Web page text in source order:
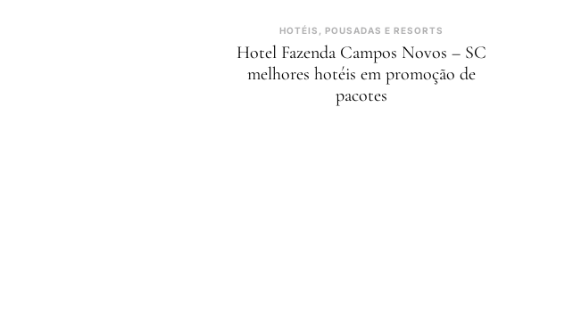
HOTÉIS, POUSADAS E RESORTS
Hotel Fazenda Campos Novos – SC
melhores hotéis em promoção de
pacotes